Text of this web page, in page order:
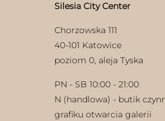
Silesia City Center
Chorzowska 111
40-101 Katowice
poziom 0, aleja Tyska
PN - SB 10:00 - 21:00
N (handlowa) - butik
grafiku otwarcia galerii